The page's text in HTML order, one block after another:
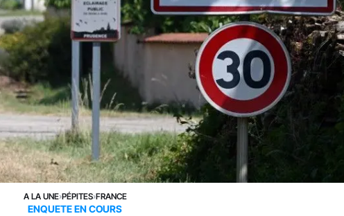
A LA UNE›PÉPITES›FRANCE
ENQUETE EN COURS